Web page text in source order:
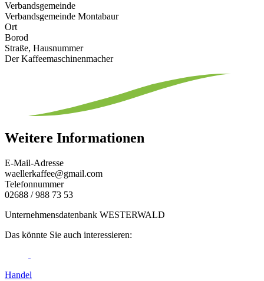
Verbandsgemeinde
Verbandsgemeinde Montabaur
Ort
Borod
Straße, Hausnummer
Der Kaffeemaschinenmacher
Weitere Informationen
E-Mail-Adresse
waellerkaffee@gmail.com
Telefonnummer
02688 / 988 73 53
Unternehmensdatenbank WESTERWALD
Das könnte Sie auch interessieren:
Handel